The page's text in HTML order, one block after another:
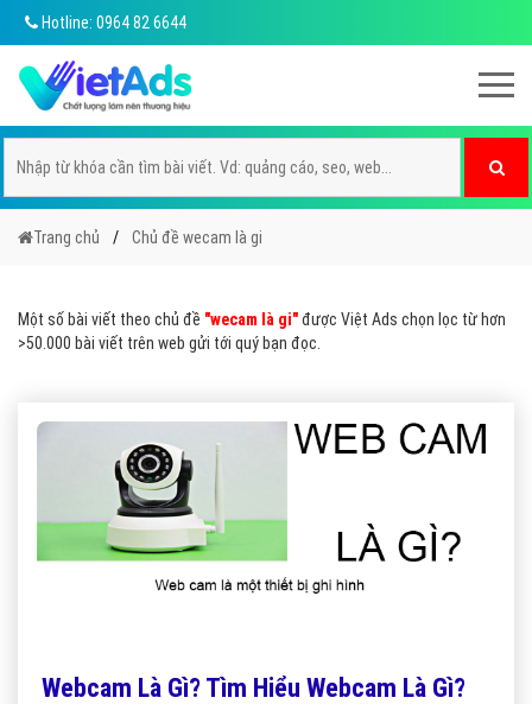
Hotline: 0964 82 6644
Trang chủ Chủ đề wecam là gi
Một số bài viết theo chủ đề "wecam là gi"được Việt Ads chọn lọc từ hơn
>50.000 bài viết trên web gửi tới quý bạn đọc.
Webcam Là Gì? Tìm Hiểu Webcam Là Gì?